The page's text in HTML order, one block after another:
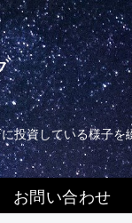
投資している様子を
お問い合わせ